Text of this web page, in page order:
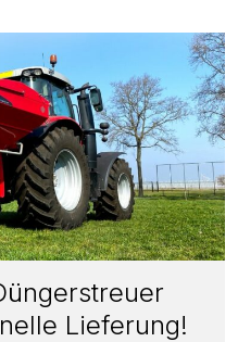
Lieferung!